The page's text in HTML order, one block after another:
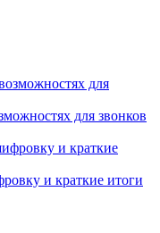
для звонков
и краткие итоги